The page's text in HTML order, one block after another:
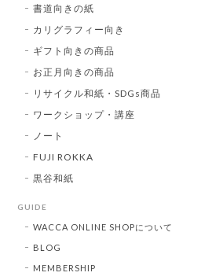
書道向きの紙
カリグラフィー向き
ギフト向きの商品
お正月向きの商品
リサイクル和紙・SDGs商品
ワークショップ・講座
ノート
FUJI ROKKA
黒谷和紙
GUIDE
WACCA ONLINE SHOPについて
BLOG
MEMBERSHIP